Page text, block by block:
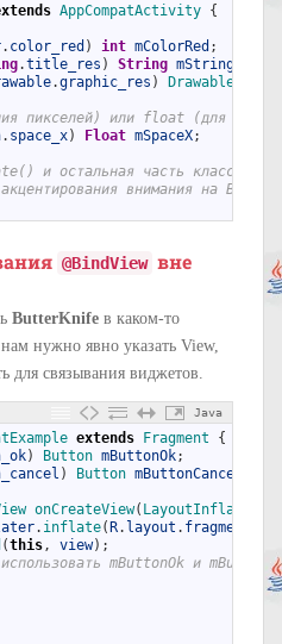
AppCompatActivity {
. color_red ) int mColorRed ;
.title_res ) String mStringTitle
.graphic_res ) Drawable
пикселей) или float (для
. space_x) Float mSpaceX;
и остальная часть класса
внимания на
@BindView вне
ButterKnife в каком-то
нужно явно указать View,
для связывания виджетов.
Java
extends Fragment
{
) Button mButtonOk;
) Button mButtonCancel
onCreateView( LayoutInflater
. inflate(R. layout .
(this , view) ;
mButtonOk и